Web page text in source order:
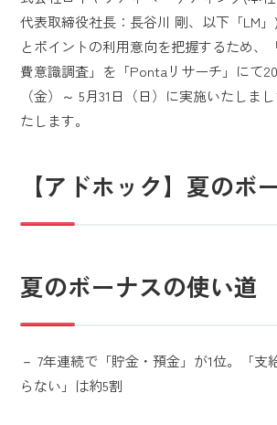
代表取締役社長：長谷川 剛、以下「LM
とポイントの利用意向を把握するため、
費意識調査」を「Pontaリサーチ」にて
（金）～ 5月31日（日）に実施いたしま
たします。
【アドホック】夏のボ
夏のボーナスの使い道
－ 7年連続で「貯金・預金」が1位。「支
らない」は約5割